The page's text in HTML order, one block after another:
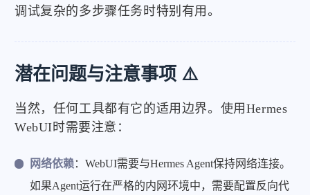
调试复杂的多步骤任务时特别有用。
潜在问题与注意事项 ⚠️
当然，任何工具都有它的适用边界。使用Hermes
WebUI时需要注意：
网络依赖 ：WebUI需要与Hermes Agent保持网络连接。
如果Agent运行在严格的内网环境中，需要配置反向代